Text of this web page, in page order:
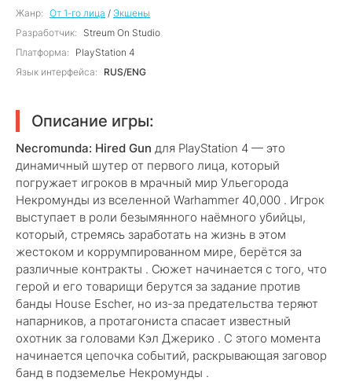
Жанр: От 1-го лица / Экшены
Разработчик:
Streum On Studio
Платформа:
PlayStation 4
Язык интерфейса:
RUS/ENG
Описание игры:
Necromunda: Hired Gun для PlayStation 4 — это
динамичный шутер от первого лица, который
погружает игроков в мрачный мир Ульегорода
Некромунды из вселенной Warhammer 40,000 . Игрок
выступает в роли безымянного наёмного убийцы,
который, стремясь заработать на жизнь в этом
жестоком и коррумпированном мире, берётся за
различные контракты . Сюжет начинается с того, что
герой и его товарищи берутся за задание против
банды House Escher, но из-за предательства теряют
напарников, а протагониста спасает известный
охотник за головами Кэл Джерико . С этого момента
начинается цепочка событий, раскрывающая заговор
банд в подземелье Некромунды .